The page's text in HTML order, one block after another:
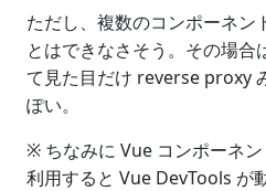
ただし、複数のコンポーネン
とはできなさそう。その場
て見た目だけ reverse proxy
ぽい。
※ ちなみに Vue コンポーネ
利用すると Vue DevTools が